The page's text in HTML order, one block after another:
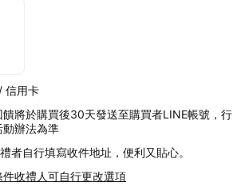
信用卡
饋將於購買後30天發送至購買者LINE帳號，行
辦法為準
者自行填寫收件地址，便利又貼心。
收禮人可自行更改選項